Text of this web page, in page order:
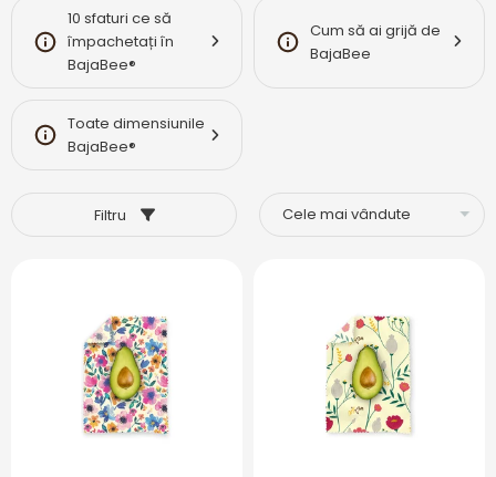
10 sfaturi ce să
împachetați în
BajaBee®
Cum să ai grijă de
BajaBee
Toate dimensiunile
BajaBee®
Filtru